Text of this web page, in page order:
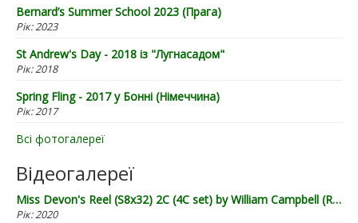
Bernard’s Summer School 2023 (Прага)
Рік:2023
St Andrew's Day - 2018 із "Лугнасадом"
Рік:2018
Spring Fling - 2017 у Бонні (Німеччина)
Рік:2017
Всі фотогалереї
Відеогалереї
Miss Devon's Reel (S8x32) 2C (4C set) by William Campbell (RSCDS Book 20) - Demo by Lugnasad
Рік:2020